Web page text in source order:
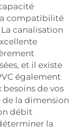
compatibilité
canalisation
et il existe
également
de vos
la dimension
débit
la